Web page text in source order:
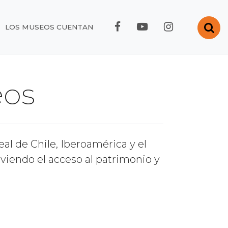
LOS MUSEOS CUENTAN FACEBOOK RMC
YOUTUBE RMC
de Chile, Iberoamérica y el
el acceso al patrimonio y